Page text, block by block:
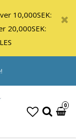
10,000SEK:
20,000SEK:
0